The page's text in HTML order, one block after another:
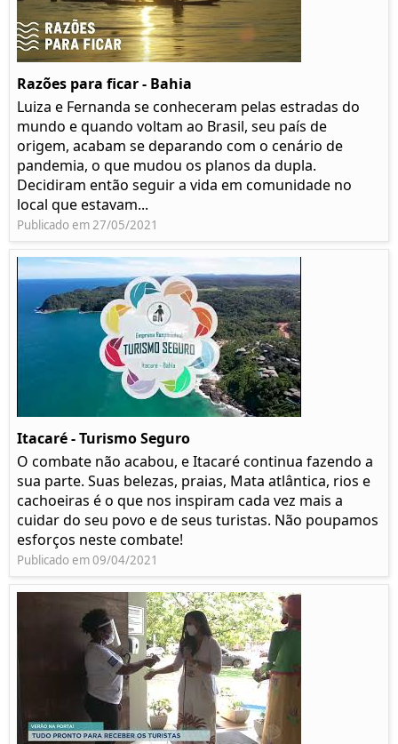
Razões para ficar - Bahia
Luiza e Fernanda se conheceram pelas estradas do
mundo e quando voltam ao Brasil, seu país de
origem, acabam se deparando com o cenário de
pandemia, o que mudou os planos da dupla.
Decidiram então seguir a vida em comunidade no
local que estavam...
Publicado em 27/05/2021
Itacaré - Turismo Seguro
O combate não acabou, e Itacaré continua fazendo a
sua parte. Suas belezas, praias, Mata atlântica, rios e
cachoeiras é o que nos inspiram cada vez mais a
cuidar do seu povo e de seus turistas. Não poupamos
esforços neste combate!
Publicado em 09/04/2021